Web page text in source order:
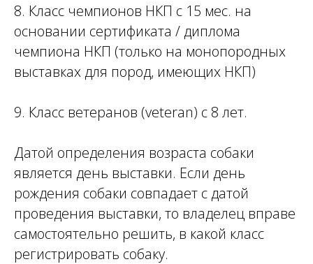
8. Класс чемпионов НКП с 15 мес. на
основании сертификата / диплома
чемпиона НКП (только на монопородных
выставках для пород, имеющих НКП)
9. Класс ветеранов (veteran) с 8 лет.
Датой определения возраста собаки
является день выставки. Если день
рождения собаки совпадает с датой
проведения выставки, то владелец вправе
самостоятельно решить, в какой класс
регистрировать собаку.